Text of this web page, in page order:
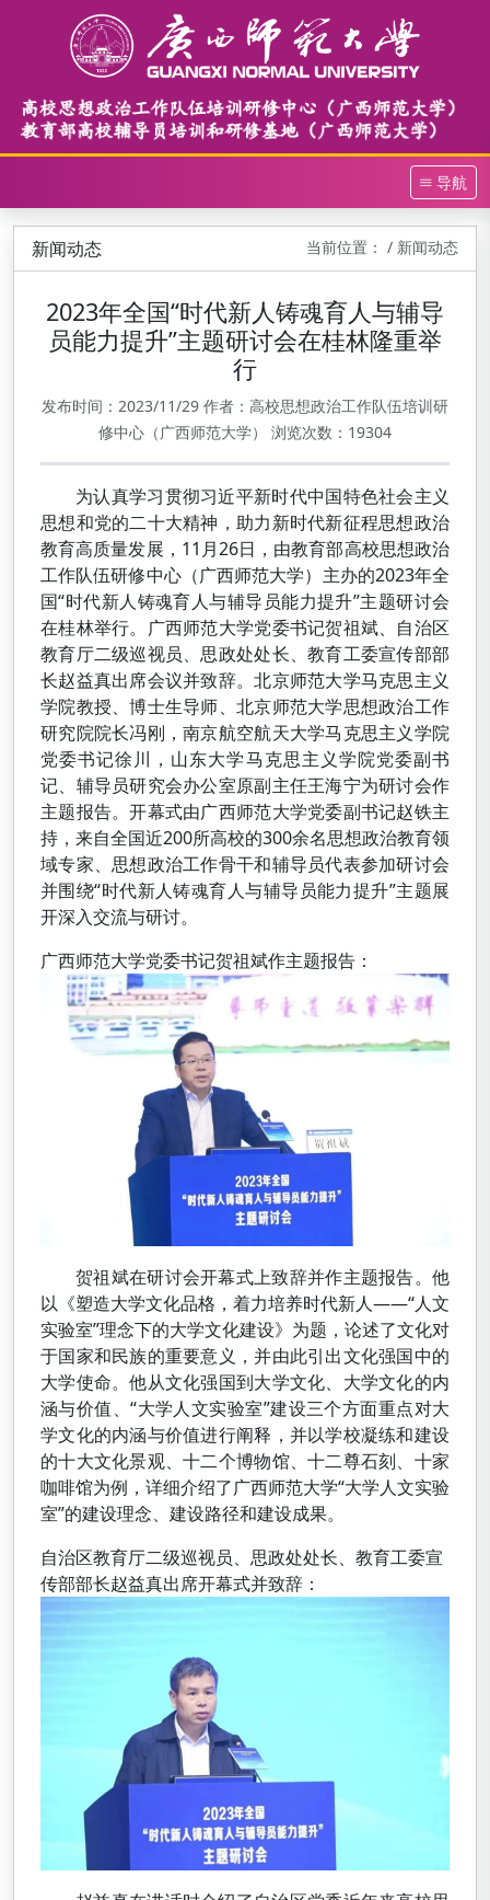
导航
新闻动态 当前位置： / 新闻动态
2023年全国“时代新人铸魂育人与辅导
员能力提升”主题研讨会在桂林隆重举
行
发布时间：2023/11/29 作者：高校思想政治工作队伍培训研
修中心（广西师范大学） 浏览次数：19304
为认真学习贯彻习近平新时代中国特色社会主义
思想和党的二十大精神，助力新时代新征程思想政治
教育高质量发展，11月26日，由教育部高校思想政治
工作队伍研修中心（广西师范大学）主办的2023年全
国“时代新人铸魂育人与辅导员能力提升”主题研讨会
在桂林举行。广西师范大学党委书记贺祖斌、自治区
教育厅二级巡视员、思政处处长、教育工委宣传部部
长赵益真出席会议并致辞。北京师范大学马克思主义
学院教授、博士生导师、北京师范大学思想政治工作
研究院院长冯刚，南京航空航天大学马克思主义学院
党委书记徐川，山东大学马克思主义学院党委副书
记、辅导员研究会办公室原副主任王海宁为研讨会作
主题报告。开幕式由广西师范大学党委副书记赵铁主
持，来自全国近200所高校的300余名思想政治教育领
域专家、思想政治工作骨干和辅导员代表参加研讨会
并围绕“时代新人铸魂育人与辅导员能力提升”主题展
开深入交流与研讨。
广西师范大学党委书记贺祖斌作主题报告：
贺祖斌在研讨会开幕式上致辞并作主题报告。他
以《塑造大学文化品格，着力培养时代新人——“人文
实验室”理念下的大学文化建设》为题，论述了文化对
于国家和民族的重要意义，并由此引出文化强国中的
大学使命。他从文化强国到大学文化、大学文化的内
涵与价值、“大学人文实验室”建设三个方面重点对大
学文化的内涵与价值进行阐释，并以学校凝练和建设
的十大文化景观、十二个博物馆、十二尊石刻、十家
咖啡馆为例，详细介绍了广西师范大学“大学人文实验
室”的建设理念、建设路径和建设成果。
自治区教育厅二级巡视员、思政处处长、教育工委宣
传部部长赵益真出席开幕式并致辞：